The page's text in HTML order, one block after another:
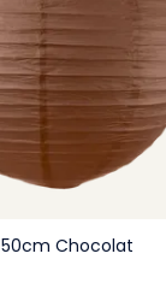
Chocolat